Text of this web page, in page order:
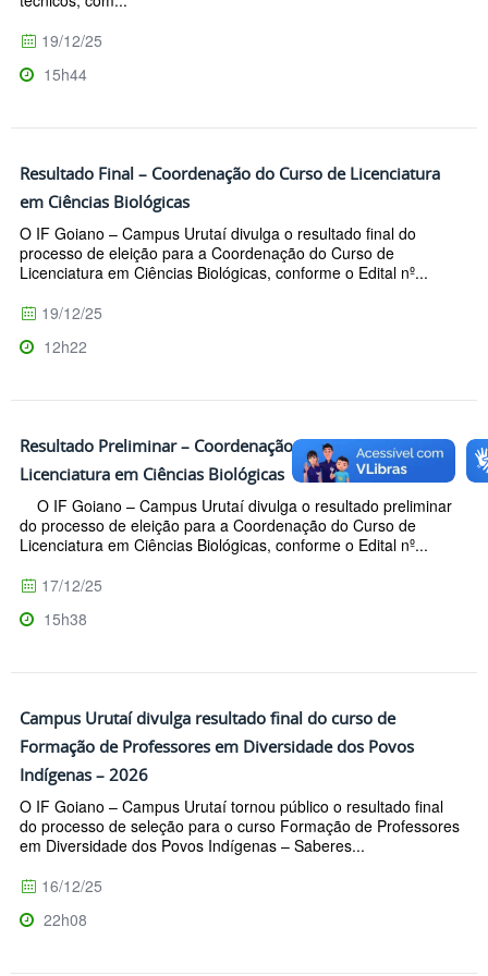
19/12/25
15h44
Resultado Final – Coordenação do Curso de Licenciatura
em Ciências Biológicas
O IF Goiano – Campus Urutaí divulga o resultado final do
processo de eleição para a Coordenação do Curso de
Licenciatura em Ciências Biológicas, conforme o Edital nº...
19/12/25
12h22
Resultado Preliminar – Coordenação do Curso de
Licenciatura em Ciências Biológicas
O IF Goiano – Campus Urutaí divulga o resultado preliminar
do processo de eleição para a Coordenação do Curso de
Licenciatura em Ciências Biológicas, conforme o Edital nº...
17/12/25
15h38
Campus Urutaí divulga resultado final do curso de
Formação de Professores em Diversidade dos Povos
Indígenas – 2026
O IF Goiano – Campus Urutaí tornou público o resultado final
do processo de seleção para o curso Formação de Professores
em Diversidade dos Povos Indígenas – Saberes...
16/12/25
22h08